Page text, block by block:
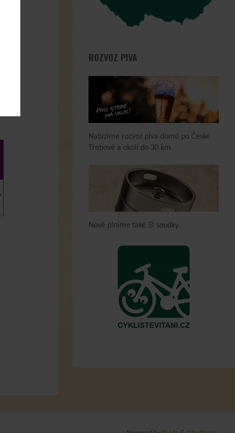
ROZVOZ PIVA
Nabízíme rozvoz piva domů po České
Třebové a okolí do 30 km.
Nově plníme také 5l soudky.